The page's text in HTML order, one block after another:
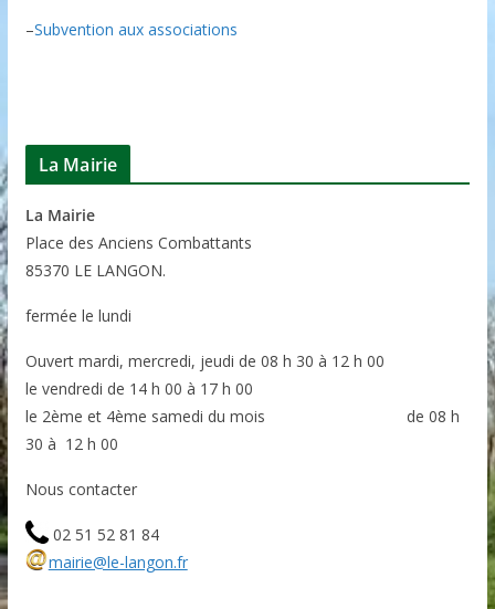
–Subvention aux associations
La Mairie
La Mairie
Place des Anciens Combattants
85370 LE LANGON.
fermée le lundi
Ouvert mardi, mercredi, jeudi de 08 h 30 à 12 h 00
le vendredi de 14 h 00 à 17 h 00
le 2ème et 4ème samedi du mois de 08 h
30 à 12 h 00
Nous contacter
02 51 52 81 84
mairie@le-langon.fr